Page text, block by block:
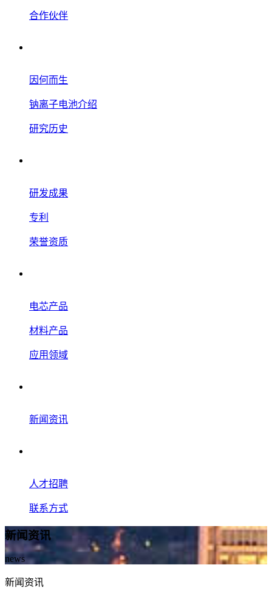
合作伙伴
因何而生
钠离子电池介绍
研究历史
研发成果
专利
荣誉资质
电芯产品
材料产品
应用领域
新闻资讯
人才招聘
联系方式
新闻资讯
news
新闻资讯